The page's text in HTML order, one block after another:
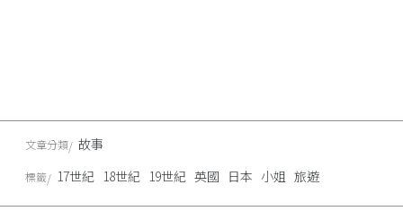
文章分類 故事
標籤 17世紀 18世紀 19世紀 英國 日本 小姐 旅遊